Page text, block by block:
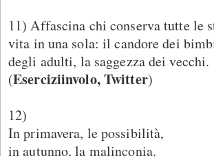
11) Affascina chi conserva tutte le
vita in una sola: il candore dei
degli adulti, la saggezza dei vecchi.
(Eserciziinvolo, Twitter)
12)
In primavera, le possibilità,
in autunno, la malinconia.